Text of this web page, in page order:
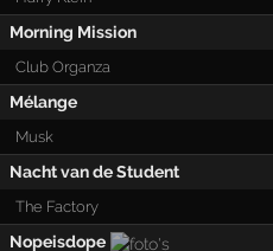
Morning Mission
Club Organza
Mélange
Musk
Nacht van de Student
The Factory
Nopeisdope